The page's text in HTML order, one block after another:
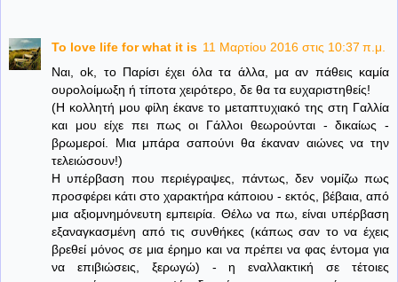
To love life for what it is 11 Μαρτίου 2016 στις 10:37 π.μ.
Ναι, ok, το Παρίσι έχει όλα τα άλλα, μα αν πάθεις καμία
ουρολοίμωξη ή τίποτα χειρότερο, δε θα τα ευχαριστηθείς!
(Η κολλητή μου φίλη έκανε το μεταπτυχιακό της στη Γαλλία
και μου είχε πει πως οι Γάλλοι θεωρούνται - δικαίως -
βρωμεροί. Μια μπάρα σαπούνι θα έκαναν αιώνες να την
τελειώσουν!)
Η υπέρβαση που περιέγραψες, πάντως, δεν νομίζω πως
προσφέρει κάτι στο χαρακτήρα κάποιου - εκτός, βέβαια, από
μια αξιομνημόνευτη εμπειρία. Θέλω να πω, είναι υπέρβαση
εξαναγκασμένη από τις συνθήκες (κάπως σαν το να έχεις
βρεθεί μόνος σε μια έρημο και να πρέπει να φας έντομα για
να επιβιώσεις, ξερωγώ) - η εναλλακτική σε τέτοιες